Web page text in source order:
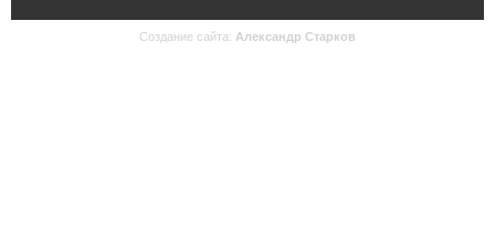
Создание сайта: Александр Старков